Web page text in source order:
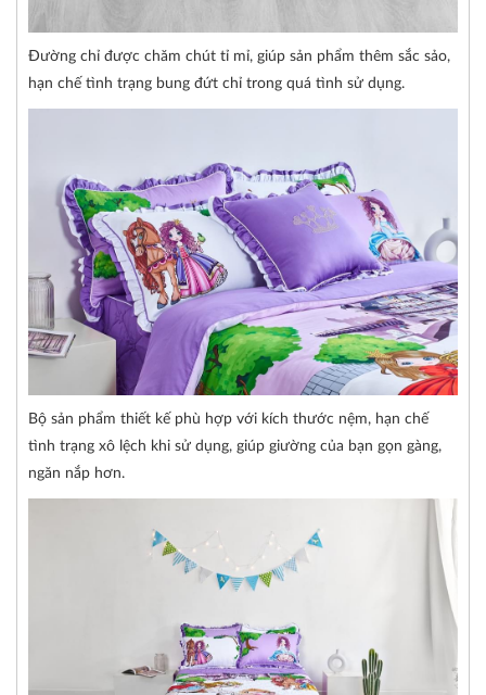
Đường chỉ được chăm chút tỉ mỉ, giúp sản phẩm thêm sắc sảo,
hạn chế tình trạng bung đứt chỉ trong quá tình sử dụng.
Bộ sản phẩm thiết kế phù hợp với kích thước nệm, hạn chế
tình trạng xô lệch khi sử dụng, giúp giường của bạn gọn gàng,
ngăn nắp hơn.